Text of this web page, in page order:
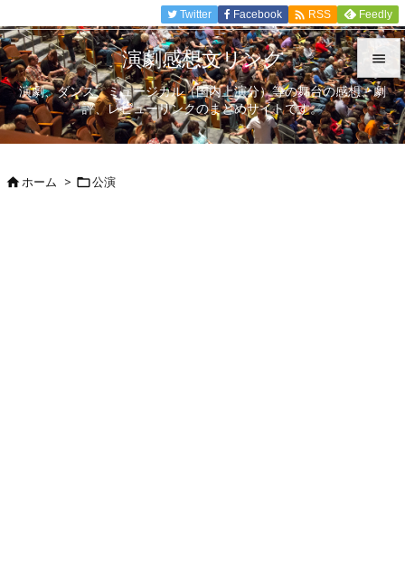


メニュ

Twitter Facebook  RSS Feedly
演劇感想文リンク
演劇、ダンス、ミュージカル（国内上演分）等の舞台の感想、劇
評、レビューリンクのまとめサイトです。
ホーム > 公演